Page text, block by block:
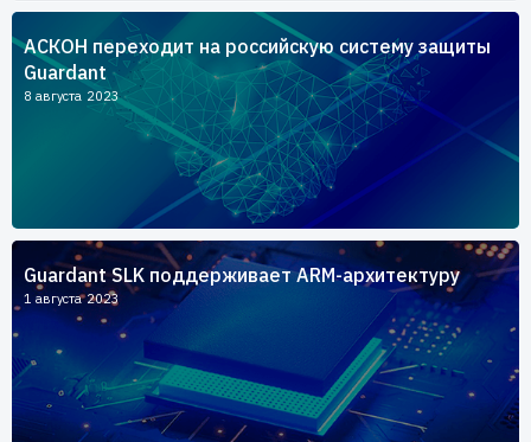
Пресс-центр
Новости
Мероприятия
Пользователям
Техническая поддержка
АСКОН переходит на российскую систему защиты
Guardant
8 августа 2023
Guardant SLK поддерживает ARM-архитектуру
1 августа 2023